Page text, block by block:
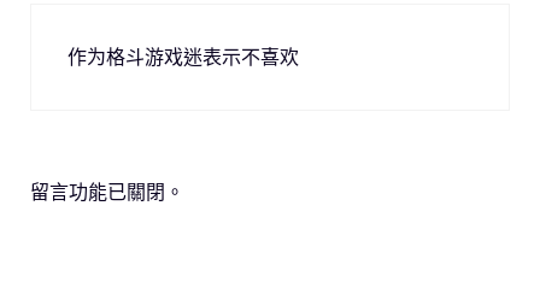
作为格斗游戏迷表示不喜欢
留言功能已關閉。